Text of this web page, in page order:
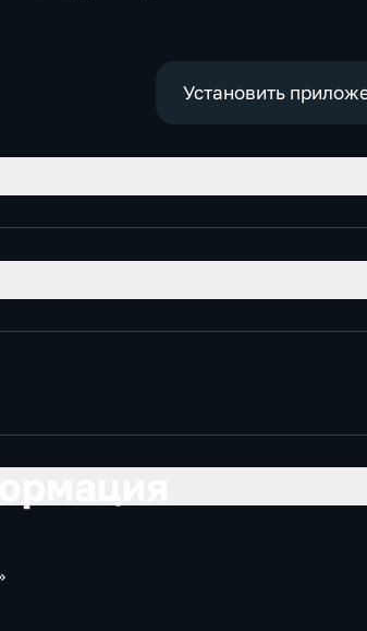
Установить